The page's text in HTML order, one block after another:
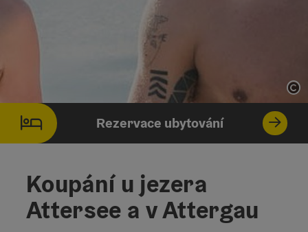
Rezervace ubytování
Koupání u jezera
Attersee a v Attergau